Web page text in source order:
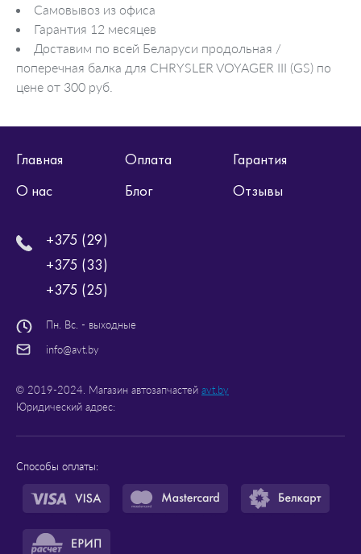
Самовывоз из офиса
Гарантия 12 месяцев
Доставим по всей Беларуси продольная /
поперечная балка для CHRYSLER VOYAGER III (GS) по
цене от 300 руб.
Главная Оплата
Гарантия
О нас
Блог Отзывы
+375 (29)
+375 (33)
+375 (25)
Пн. Вс. - выходные
info@avt.by
© 2019-2024. Магазин автозапчастей avt.by
Юридический адрес:
Способы оплаты: